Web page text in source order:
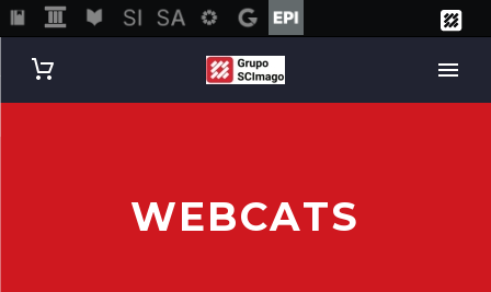
WEBCATS